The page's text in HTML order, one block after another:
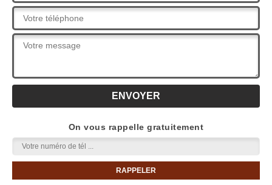
On vous rappelle gratuitement